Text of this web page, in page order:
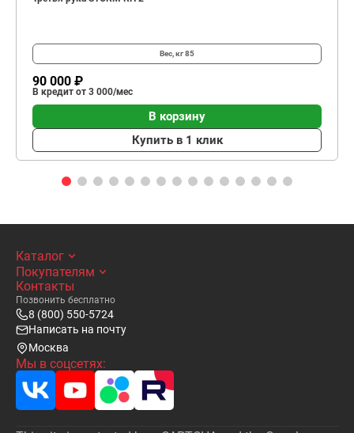
Вес, кг85
90 000 ₽
В кредит от 3 000/мес
В корзину
Купить в 1 клик
Каталог
Покупателям
Контакты
Позвонить бесплатно
8 (800) 550-5724
Написать на почту
Москва
Мы в соцсетях: